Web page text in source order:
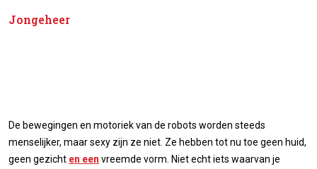
Jongeheer
De bewegingen en motoriek van de robots worden steeds
menselijker, maar sexy zijn ze niet. Ze hebben tot nu toe geen huid,
geen gezicht en een vreemde vorm. Niet echt iets waarvan je